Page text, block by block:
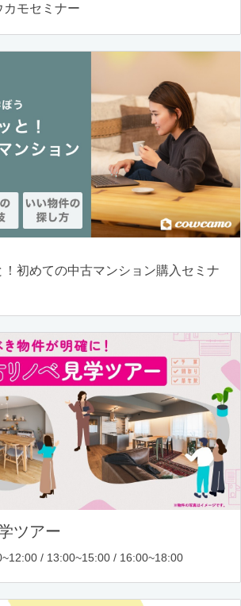
モセミナー
初めての中古マンション購入セミナ
ツアー
/ 13:00~15:00 / 16:00~18:00